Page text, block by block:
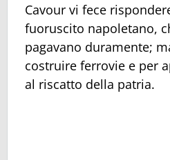
Cavour vi fece
fuoruscito napoletano,
pagavano duramente;
costruire ferrovie e per
al riscatto della patria.